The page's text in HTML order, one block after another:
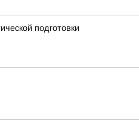
подготовки